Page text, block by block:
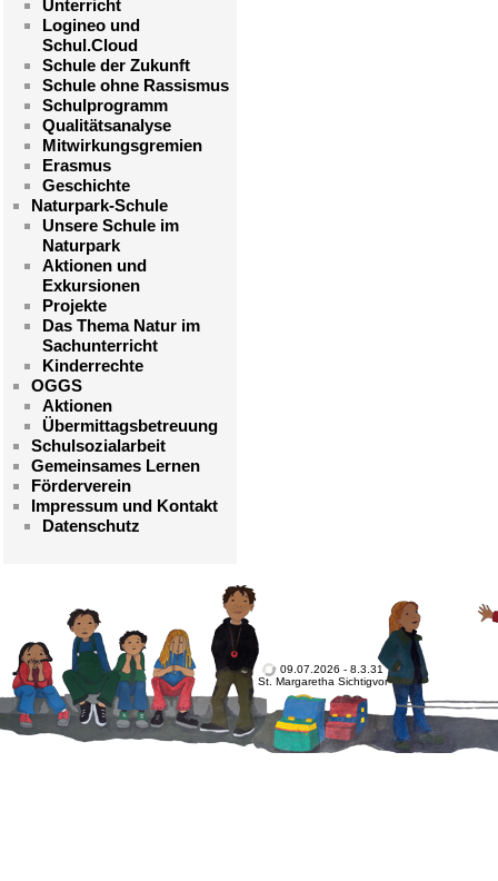
Unterricht
Logineo und
Schul.Cloud
Schule der Zukunft
Schule ohne Rassismus
Schulprogramm
Qualitätsanalyse
Mitwirkungsgremien
Erasmus
Geschichte
Naturpark-Schule
Unsere Schule im
Naturpark
Aktionen und
Exkursionen
Projekte
Das Thema Natur im
Sachunterricht
Kinderrechte
OGGS
Aktionen
Übermittagsbetreuung
Schulsozialarbeit
Gemeinsames Lernen
Förderverein
Impressum und Kontakt
Datenschutz
09.07.2026 - 8.3.31
St. Margaretha Sichtigvor